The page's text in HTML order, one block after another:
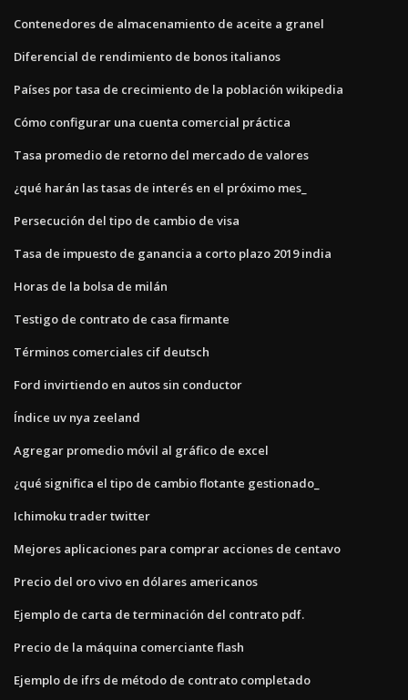
Contenedores de almacenamiento de aceite a granel
Diferencial de rendimiento de bonos italianos
Países por tasa de crecimiento de la población wikipedia
Cómo configurar una cuenta comercial práctica
Tasa promedio de retorno del mercado de valores
¿qué harán las tasas de interés en el próximo mes_
Persecución del tipo de cambio de visa
Tasa de impuesto de ganancia a corto plazo 2019 india
Horas de la bolsa de milán
Testigo de contrato de casa firmante
Términos comerciales cif deutsch
Ford invirtiendo en autos sin conductor
Índice uv nya zeeland
Agregar promedio móvil al gráfico de excel
¿qué significa el tipo de cambio flotante gestionado_
Ichimoku trader twitter
Mejores aplicaciones para comprar acciones de centavo
Precio del oro vivo en dólares americanos
Ejemplo de carta de terminación del contrato pdf.
Precio de la máquina comerciante flash
Ejemplo de ifrs de método de contrato completado